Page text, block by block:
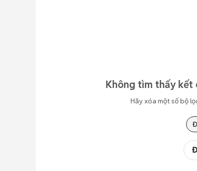
Không tìm thấy kết
Hãy xóa một số bộ